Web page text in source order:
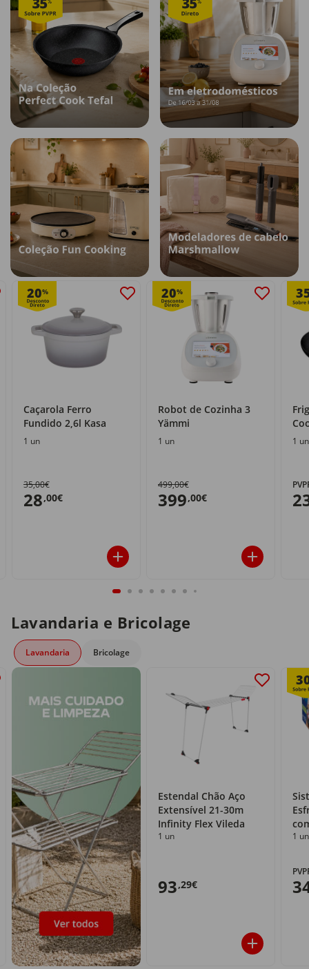
20%
Caçarola Ferro
Fundido 2,6l Kasa
1 un
35,00€
28,00€
20%
Robot de Cozinha 3
Yämmi
1 un
499,00€
399,00€
1 un
Lavandaria e Bricolage
Lavandaria Bricolage
Estendal Chão Aço
Extensível 21-30m
Infinity Flex Vileda
1 un
93,29€
1 un